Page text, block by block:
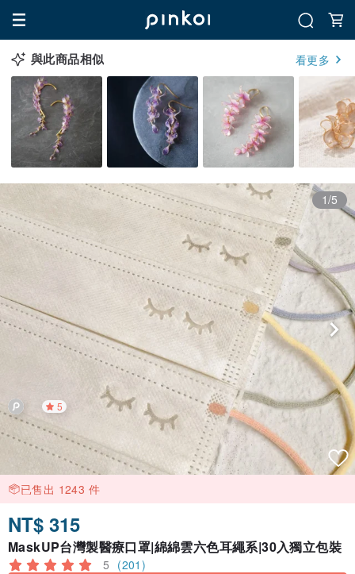
與此商品相似 看更多
1/5
5
已售出 1243 件
NT$ 315
MaskUP台灣製醫療口罩|綿綿雲六色耳繩系|30入獨立包裝
5 (201)